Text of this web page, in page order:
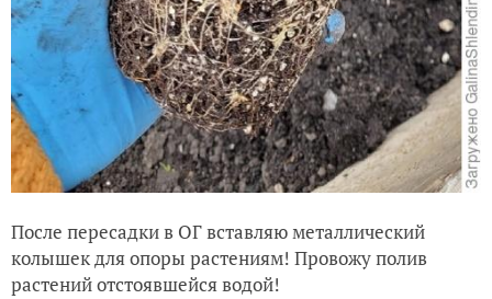
После пересадки в ОГ вставляю металлический
колышек для опоры растениям! Провожу полив
растений отстоявшейся водой!